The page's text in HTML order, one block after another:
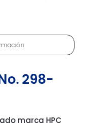
298-
marca HPC